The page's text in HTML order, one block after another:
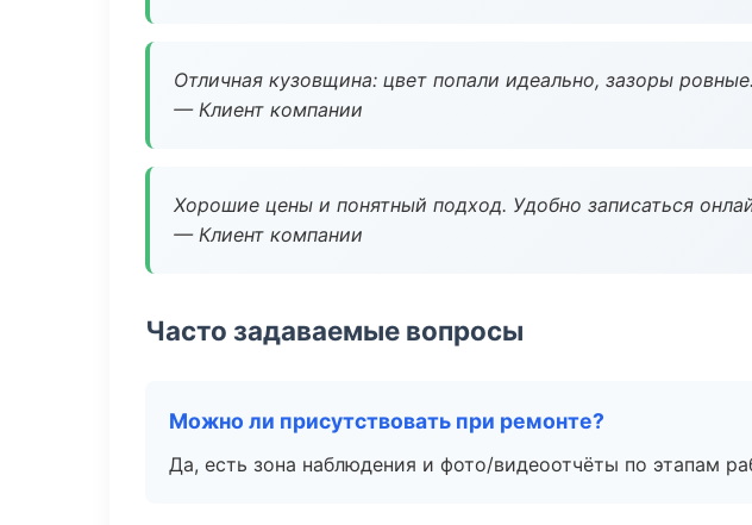
Отличная кузовщина: цвет попали идеально, зазоры
— Клиент компании
Хорошие цены и понятный подход. Удобно записаться
— Клиент компании
Часто задаваемые вопросы
Можно ли присутствовать при ремонте?
Да, есть зона наблюдения и фото/видеоотчёты по этапам